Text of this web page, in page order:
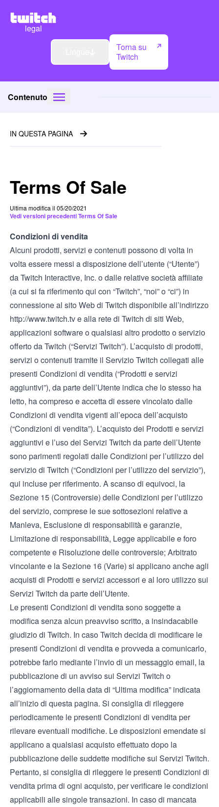
legal
Torna su
Twitch
Contenuto
Terms Of Sale
Ultima modifica il 05/20/2021
Vedi versioni precedenti Terms Of Sale
Condizioni di vendita
Alcuni prodotti, servizi e contenuti possono di volta in
volta essere messi a disposizione dell’utente (“Utente”)
da Twitch Interactive, Inc. o dalle relative società affiliate
(a cui si fa riferimento qui con “Twitch”, “noi” o “ci”) in
connessione al sito Web di Twitch disponibile all’indirizzo
http://www.twitch.tve alla rete di Twitch di siti Web,
applicazioni software o qualsiasi altro prodotto o servizio
offerto da Twitch (“Servizi Twitch”). L’acquisto di prodotti,
servizi o contenuti tramite il Servizio Twitch collegati alle
presenti Condizioni di vendita (“Prodotti e servizi
aggiuntivi”), da parte dell’Utente indica che lo stesso ha
letto, ha compreso e accetta di essere vincolato dalle
Condizioni di vendita vigenti all’epoca dell’acquisto
(“Condizioni di vendita”). L’acquisto dei Prodotti e servizi
aggiuntivi e l’uso dei Servizi Twitch da parte dell’Utente
sono parimenti regolati dalleCondizioni per l’utilizzo del
serviziodi Twitch (“Condizioni per l’utilizzo del servizio”),
qui incluse per riferimento. A scanso di equivoci, la
Sezione 15 (Controversie) delle Condizioni per l’utilizzo
del servizio, comprese le sue sottosezioni relative a
Manleva, Esclusione di responsabilità e garanzie,
Limitazione di responsabilità, Legge applicabile e foro
competente e Risoluzione delle controversie; Arbitrato
vincolante e la Sezione 16 (Varie) si applicano anche agli
acquisti di Prodotti e servizi accessori e al loro utilizzo sui
Servizi Twitch da parte dell’Utente.
Le presenti Condizioni di vendita sono soggette a
modifica senza alcun preavviso scritto, a insindacabile
giudizio di Twitch. In caso Twitch decida di modificare le
presenti Condizioni di vendita e provveda a comunicarlo,
potrebbe farlo mediante l’invio di un messaggio email, la
pubblicazione di un avviso sui Servizi Twitch o
l’aggiornamento della data di “Ultima modifica” indicata
all’inizio di questa pagina. Si consiglia di rileggere
periodicamente le presenti Condizioni di vendita per
rilevare eventuali modifiche. Le disposizioni emendate si
applicano a qualsiasi acquisto effettuato dopo la
pubblicazione delle suddette modifiche sui Servizi Twitch.
Pertanto, si consiglia di rileggere le presenti Condizioni di
vendita prima di ogni acquisto, per verificare le condizioni
applicabili alle singole transazioni. In caso di mancata
IN QUESTA PAGINA